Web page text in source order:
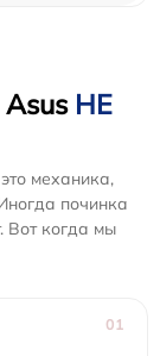
НЕ
механика,
починка
Вот когда мы
01